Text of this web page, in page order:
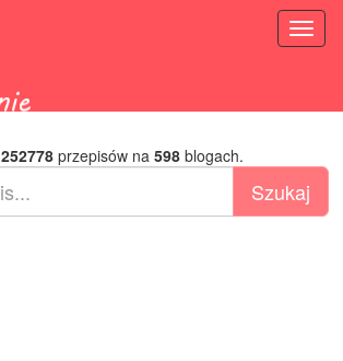
252778przepisów na 598blogach.